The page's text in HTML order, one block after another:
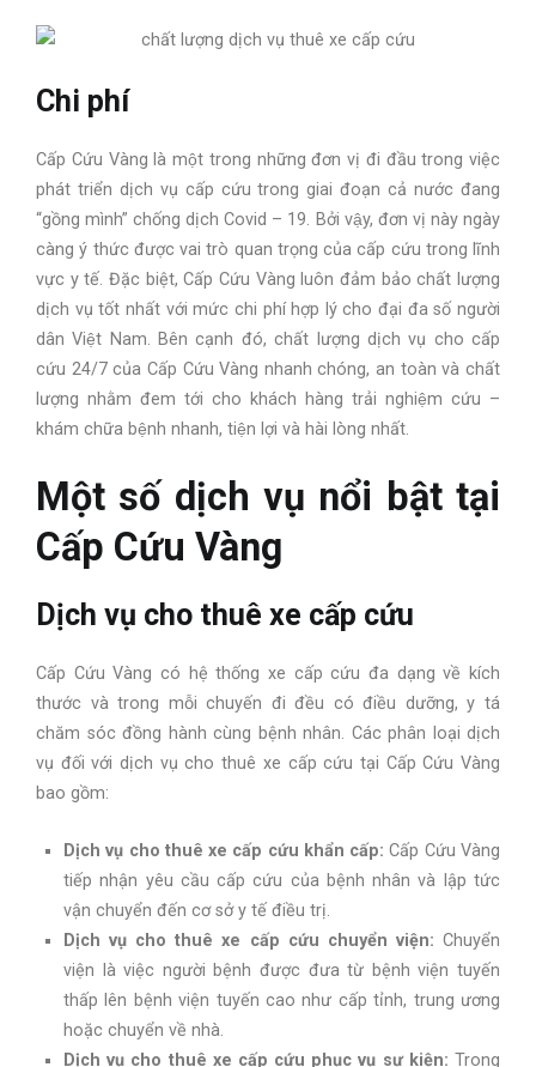
Chi phí
Cấp Cứu Vàng là một trong những đơn vị đi đầu trong việc
phát triển dịch vụ cấp cứu trong giai đoạn cả nước đang
“gồng mình” chống dịch Covid – 19. Bởi vậy, đơn vị này ngày
càng ý thức được vai trò quan trọng của cấp cứu trong lĩnh
vực y tế. Đặc biệt, Cấp Cứu Vàng luôn đảm bảo chất lượng
dịch vụ tốt nhất với mức chi phí hợp lý cho đại đa số người
dân Việt Nam. Bên cạnh đó, chất lượng dịch vụ cho cấp
cứu 24/7 của Cấp Cứu Vàng nhanh chóng, an toàn và chất
lượng nhằm đem tới cho khách hàng trải nghiệm cứu –
khám chữa bệnh nhanh, tiện lợi và hài lòng nhất.
Một số dịch vụ nổi bật tại
Cấp Cứu Vàng
Dịch vụ cho thuê xe cấp cứu
Cấp Cứu Vàng có hệ thống xe cấp cứu đa dạng về kích
thước và trong mỗi chuyến đi đều có điều dưỡng, y tá
chăm sóc đồng hành cùng bệnh nhân. Các phân loại dịch
vụ đối với dịch vụ cho thuê xe cấp cứu tại Cấp Cứu Vàng
bao gồm:
Dịch vụ cho thuê xe cấp cứu khẩn cấp: Cấp Cứu Vàng
tiếp nhận yêu cầu cấp cứu của bệnh nhân và lập tức
vận chuyển đến cơ sở y tế điều trị.
Dịch vụ cho thuê xe cấp cứu chuyển viện: Chuyển
viện là việc người bệnh được đưa từ bệnh viện tuyến
thấp lên bệnh viện tuyến cao như cấp tỉnh, trung ương
hoặc chuyển về nhà.
Dịch vụ cho thuê xe cấp cứu phục vụ sự kiện: Trong